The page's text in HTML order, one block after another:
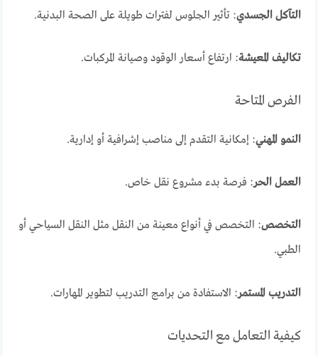
التآكل الجسدي: تأثير الجلوس لفترات طويلة على الصحة البدنية.
تكاليف المعيشة: ارتفاع أسعار الوقود وصيانة المركبات.
الفرص المتاحة
النمو المهني: إمكانية التقدم إلى مناصب إشرافية أو إدارية.
العمل الحر: فرصة بدء مشروع نقل خاص.
التخصص: التخصص في أنواع معينة من النقل مثل النقل السياحي أو
الطبي.
التدريب المستمر: الاستفادة من برامج التدريب لتطوير المهارات.
كيفية التعامل مع التحديات